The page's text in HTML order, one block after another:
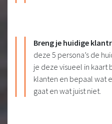
Breng je huidige
deze 5 persona’s de
je deze visueel in kaart
klanten en bepaal wat
gaat en wat juist niet.